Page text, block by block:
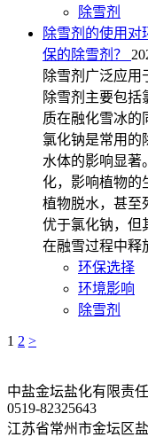
除雪剂
除雪剂的使用对
保的除雪剂？
除雪剂广泛应用
除雪剂主要包括
质在融化雪冰的
氯化钠是常用的
水体的影响显著
化，影响植物的
植物脱水，甚至
优于氯化钠，但
在融雪过程中
环保选择
环境影响
除雪剂
1 2 >
中盐金坛盐化有限责
0519-82325643
江苏省常州市金坛区